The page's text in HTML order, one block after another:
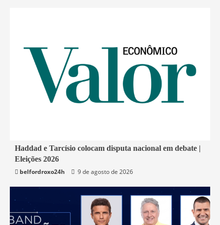
1 min read
Economia
Haddad e Tarcísio colocam disputa nacional em debate |
Eleições 2026
belfordroxo24h
9 de agosto de 2026